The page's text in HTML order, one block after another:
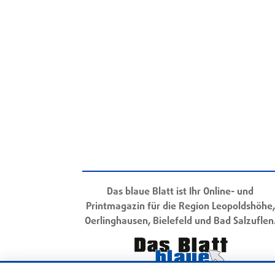
Das blaue Blatt ist Ihr Online- und
Printmagazin für die Region Leopoldshöhe,
Oerlinghausen, Bielefeld und Bad